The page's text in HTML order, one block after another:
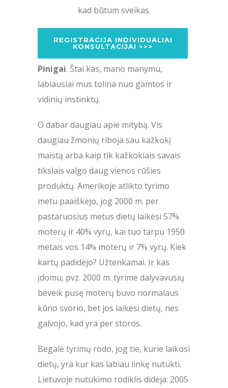
kad būtum sveikas.
REGISTRACIJA INDIVIDUALIAI
KONSULTACIJAI >>>
Pinigai. Štai kas, mano manymu,
labiausiai mus tolina nuo gamtos ir
vidinių instinktų.
O dabar daugiau apie mitybą. Vis
daugiau žmonių riboja sau kažkokį
maistą arba kaip tik kažkokiais savais
tikslais valgo daug vienos rūšies
produktų. Amerikoje atlikto tyrimo
metu paaiškėjo, jog 2000 m. per
pastaruosius metus dietų laikėsi 57%
moterų ir 40% vyrų, kai tuo tarpu 1950
metais vos 14% moterų ir 7% vyrų. Kiek
kartų padidėjo? Užtenkamai. Ir kas
įdomu, pvz. 2000 m. tyrime dalyvavusių
beveik pusę moterų buvo normalaus
kūno svorio, bet jos laikėsi dietų, nes
galvojo, kad yra per storos.
Begalė tyrimų rodo, jog tie, kurie laikosi
dietų, yra kur kas labiau linkę nutukti.
Lietuvoje nutukimo rodiklis didėja: 2005